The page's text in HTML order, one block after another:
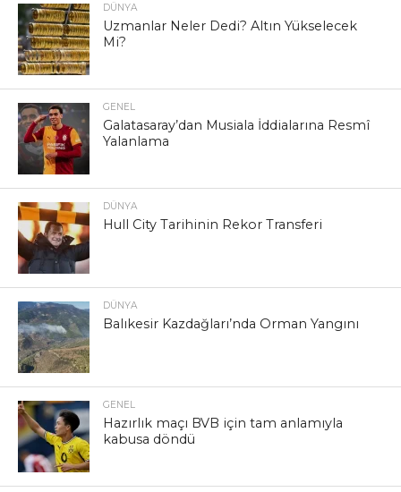
DÜNYA
Uzmanlar Neler Dedi? Altın Yükselecek
Mi?
GENEL
Galatasaray’dan Musiala İddialarına Resmî
Yalanlama
DÜNYA
Hull City Tarihinin Rekor Transferi
DÜNYA
Balıkesir Kazdağları’nda Orman Yangını
GENEL
Hazırlık maçı BVB için tam anlamıyla
kabusa döndü